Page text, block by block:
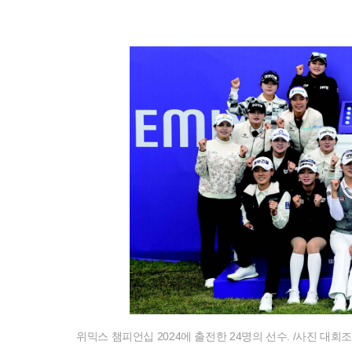
위믹스 챔피언십 2024에 출전한 24명의 선수. /사진 대회